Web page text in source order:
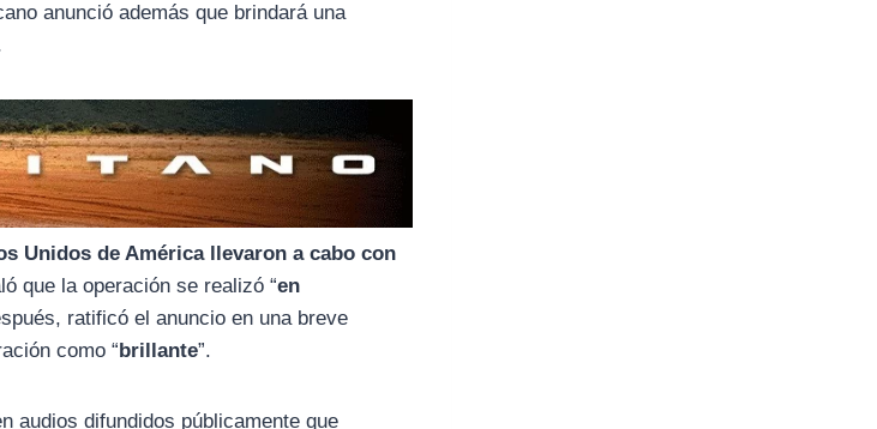
anunció además que brindará una
Unidos de América llevaron a cabo con
que la operación se realizó “en
ratificó el anuncio en una breve
como “brillante”.
audios difundidos públicamente que